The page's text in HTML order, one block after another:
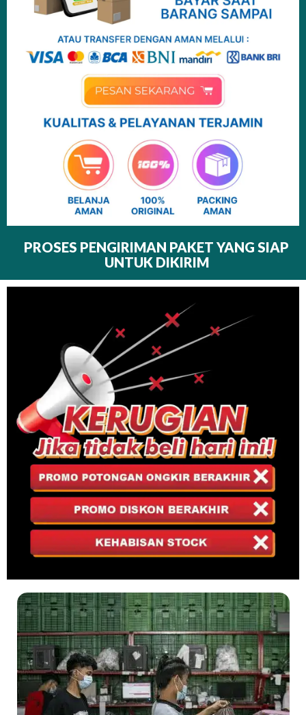
PROSES PENGIRIMAN PAKET YANG SIAP
UNTUK DIKIRIM